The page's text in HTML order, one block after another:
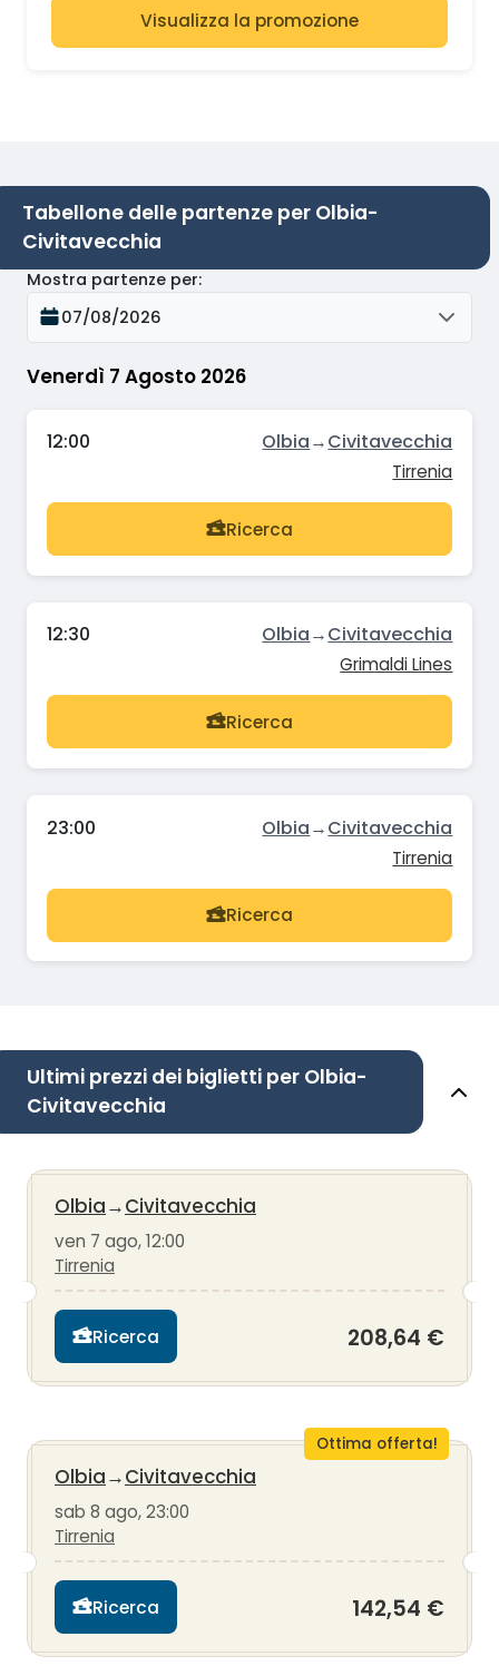
Visualizza la promozione
Tabellone delle partenze per Olbia-
Civitavecchia
Venerdì 7 Agosto 2026
Mostra partenze per:
07/08/2026
12:00 Olbia→Civitavecchia
Tirrenia
Ricerca
12:30 Olbia→Civitavecchia
Grimaldi Lines
Ricerca
23:00 Olbia→Civitavecchia
Tirrenia
Ricerca
Ultimi prezzi dei biglietti per Olbia-
Civitavecchia
Olbia→Civitavecchia
ven 7 ago, 12:00
Tirrenia
Ricerca 208,64 €
Ottima offerta!
Olbia→Civitavecchia
sab 8 ago, 23:00
Tirrenia
Ricerca 142,54 €